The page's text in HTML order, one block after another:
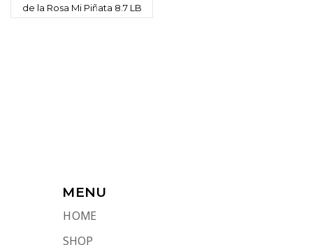
de la Rosa Mi Piñata 8.7 LB
MENU
HOME
SHOP